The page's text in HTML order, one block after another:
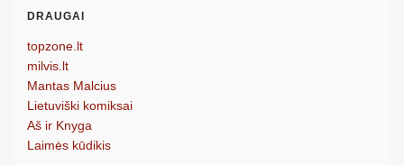
DRAUGAI
topzone.lt
milvis.lt
Mantas Malcius
Lietuviški komiksai
Aš ir Knyga
Laimės kūdikis